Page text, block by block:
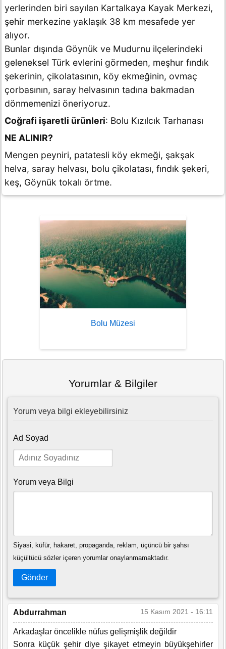
yerlerinden biri sayılan Kartalkaya Kayak Merkezi,
şehir merkezine yaklaşık 38 km mesafede yer
alıyor.
Bunlar dışında Göynük ve Mudurnu ilçelerindeki
geleneksel Türk evlerini görmeden, meşhur fındık
şekerinin, çikolatasının, köy ekmeğinin, ovmaç
çorbasının, saray helvasının tadına bakmadan
dönmemenizi öneriyoruz.
Coğrafi işaretli ürünleri: Bolu Kızılcık Tarhanası
NE ALINIR?
Mengen peyniri, patatesli köy ekmeği, şakşak
helva, saray helvası, bolu çikolatası, fındık şekeri,
keş, Göynük tokalı örtme.
Bolu Müzesi
Yorumlar & Bilgiler
Yorum veya bilgi ekleyebilirsiniz
Ad Soyad
Yorum veya Bilgi
Siyasi, küfür, hakaret, propaganda, reklam, üçüncü bir şahsı
küçültücü sözler içeren yorumlar onaylanmamaktadır.
Gönder
Abdurrahman 15 Kasım 2021 - 16:11
Arkadaşlar öncelikle nüfus gelişmişlik değildir
Sonra küçük şehir diye şikayet etmeyin büyükşehirler